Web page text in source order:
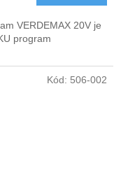
VERDEMAX 20V je
program
Kód: 506-002